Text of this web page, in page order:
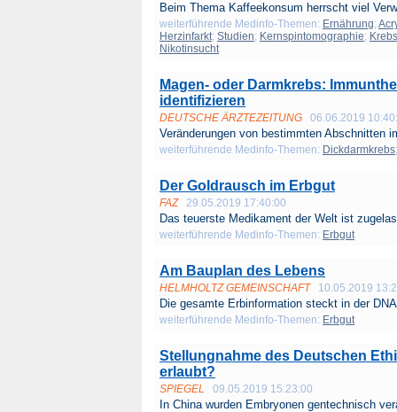
Beim Thema Kaffeekonsum herrscht viel
weiterführende Medinfo-Themen: Ernährung;
Herzinfarkt; Studien; Kernspintomographie;
Nikotinsucht
Magen- oder Darmkrebs:
identifizieren
DEUTSCHE ÄRZTEZEITUNG 06.06.2019
Veränderungen von bestimmten Abschnitten
weiterführende Medinfo-Themen: Dickdarmkrebs
Der Goldrausch im Erbgut
FAZ 29.05.2019 17:40:00
Das teuerste Medikament der Welt ist
weiterführende Medinfo-Themen: Erbgut
Am Bauplan des Lebens
HELMHOLTZ GEMEINSCHAFT 10.05.2019
Die gesamte Erbinformation steckt in der
weiterführende Medinfo-Themen: Erbgut
Stellungnahme des Deutschen
erlaubt?
SPIEGEL 09.05.2019 15:23:00
In China wurden Embryonen gentechnisch